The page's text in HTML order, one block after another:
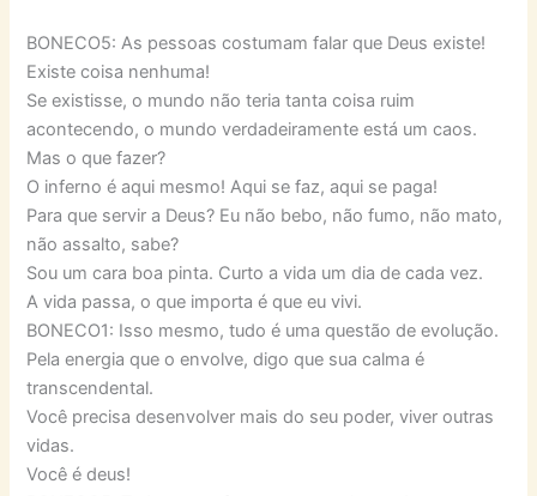
BONECO5: As pessoas costumam falar que Deus existe!
Existe coisa nenhuma!
Se existisse, o mundo não teria tanta coisa ruim
acontecendo, o mundo verdadeiramente está um caos.
Mas o que fazer?
O inferno é aqui mesmo! Aqui se faz, aqui se paga!
Para que servir a Deus? Eu não bebo, não fumo, não mato,
não assalto, sabe?
Sou um cara boa pinta. Curto a vida um dia de cada vez.
A vida passa, o que importa é que eu vivi.
BONECO1: Isso mesmo, tudo é uma questão de evolução.
Pela energia que o envolve, digo que sua calma é
transcendental.
Você precisa desenvolver mais do seu poder, viver outras
vidas.
Você é deus!